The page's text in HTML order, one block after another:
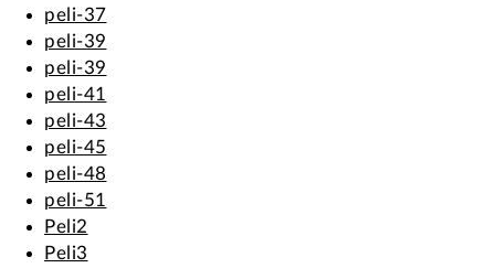
peli-37
peli-39
peli-39
peli-41
peli-43
peli-45
peli-48
peli-51
Peli2
Peli3